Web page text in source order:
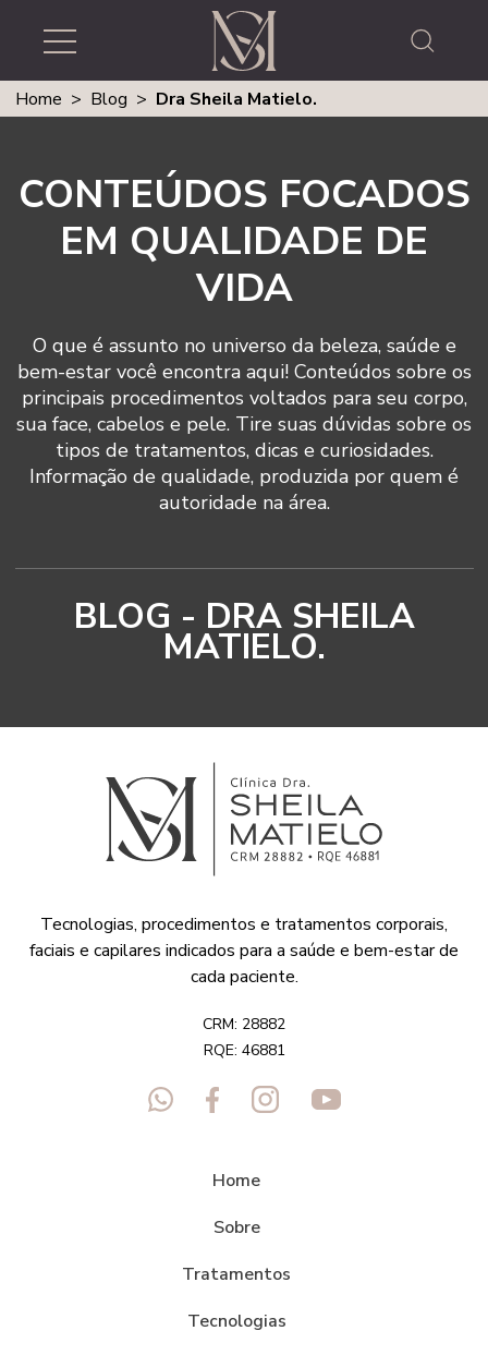
Home > Blog > Dra Sheila Matielo.
CONTEÚDOS FOCADOS
EM QUALIDADE DE
VIDA
O que é assunto no universo da beleza, saúde e
bem-estar você encontra aqui! Conteúdos sobre os
principais procedimentos voltados para seu corpo,
sua face, cabelos e pele. Tire suas dúvidas sobre os
tipos de tratamentos, dicas e curiosidades.
Informação de qualidade, produzida por quem é
autoridade na área.
BLOG - DRA SHEILA
MATIELO.
Tecnologias, procedimentos e tratamentos corporais,
faciais e capilares indicados para a saúde e bem-estar de
cada paciente.
CRM: 28882
RQE: 46881
Home
Sobre
Tratamentos
Tecnologias